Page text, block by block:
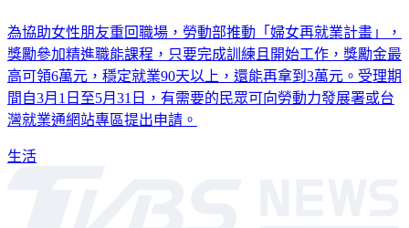
為協助女性朋友重回職場，勞動部推動「婦女再就業計畫」，
獎勵參加精進職能課程，只要完成訓練且開始工作，獎勵金最
高可領6萬元，穩定就業90天以上，還能再拿到3萬元。受理期
間自3月1日至5月31日，有需要的民眾可向勞動力發展署或台
灣就業通網站專區提出申請。
生活